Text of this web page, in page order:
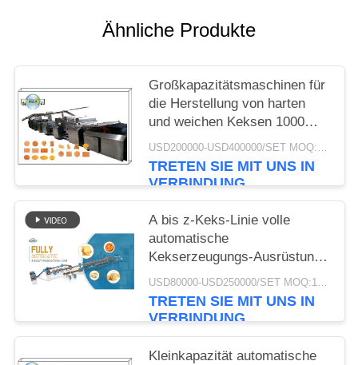
Ähnliche Produkte
Großkapazitätsmaschinen für
die Herstellung von harten
und weichen Keksen 1000
kg/h
TRETEN SIE MIT UNS IN
VERBINDUNG
A bis z-Keks-Linie volle
automatische
Kekserzeugungs-Ausrüstung
der Keks-Produktlinie-
500kg/H
USD80000-USD250000/SET MOQ:1 Satz
TRETEN SIE MIT UNS IN
VERBINDUNG
Kleinkapazität automatische